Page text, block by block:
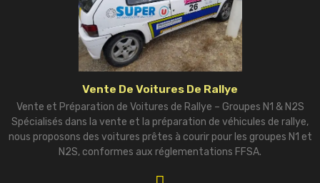
Vente De Voitures De Rallye
Vente et Préparation de Voitures de Rallye – Groupes N1 & N2S
Spécialisés dans la vente et la préparation de véhicules de rallye,
nous proposons des voitures prêtes à courir pour les groupes N1 et
N2S, conformes aux réglementations FFSA.